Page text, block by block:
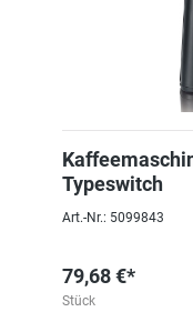
Typeswitch
Art.-Nr.: 5099843
79,68 €*
Stück